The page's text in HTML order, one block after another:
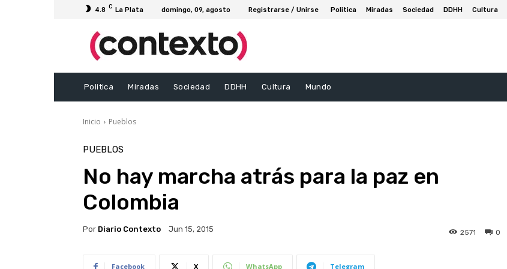
4.8 C La Plata domingo, 09, agosto Registrarse / Unirse Politica Miradas Sociedad DDHH Cultura
Politica Miradas Sociedad DDHH Cultura Mundo
Inicio Pueblos
PUEBLOS
No hay marcha atrás para la paz en
Colombia
Por Diario Contexto Jun 15, 2015 0
2571
Facebook X WhatsApp Telegram